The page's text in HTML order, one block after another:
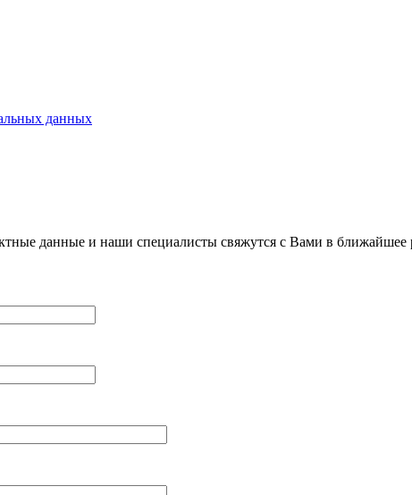
данных
данные и наши специалисты свяжутся с Вами в ближайшее